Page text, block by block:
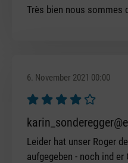
Très bien nous sommes
6. November 2021 00:00
Bewertung mit 4 von 5
Leider hat unser Roger
aufgegeben - noch ind